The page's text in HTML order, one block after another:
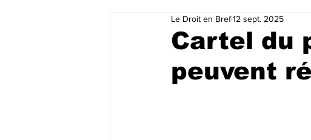
Cartel du
peuvent
Le Droit en Bref12 sept. 2025